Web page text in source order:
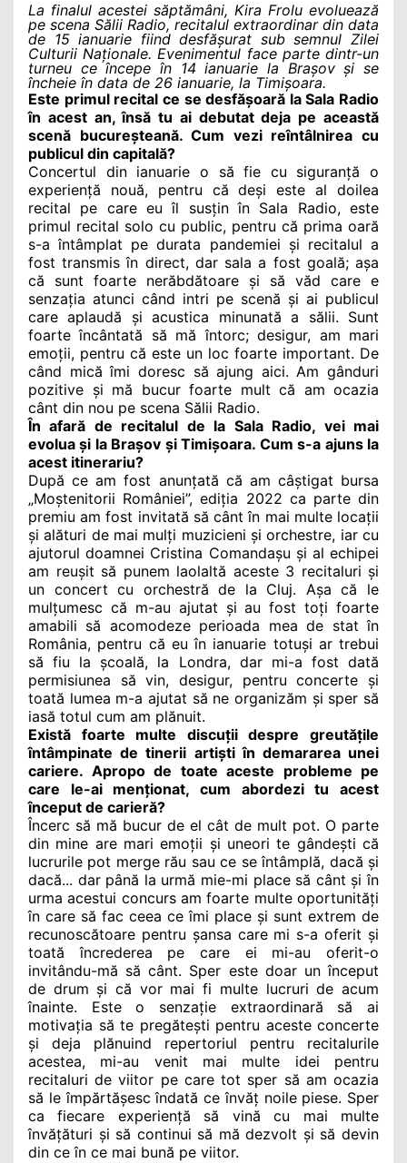
La finalul acestei săptămâni, Kira Frolu evoluează
pe scena Sălii Radio, recitalul extraordinar din data
de 15 ianuarie fiind desfășurat sub semnul Zilei
Culturii Naționale. Evenimentul face parte dintr-un
turneu ce începe în 14 ianuarie la Brașov și se
încheie în data de 26 ianuarie, la Timișoara.
Este primul recital ce se desfășoară la Sala Radio
în acest an, însă tu ai debutat deja pe această
scenă bucureșteană. Cum vezi reîntâlnirea cu
publicul din capitală?
Concertul din ianuarie o să fie cu siguranță o
experiență nouă, pentru că deși este al doilea
recital pe care eu îl susțin în Sala Radio, este
primul recital solo cu public, pentru că prima oară
s-a întâmplat pe durata pandemiei și recitalul a
fost transmis în direct, dar sala a fost goală; așa
că sunt foarte nerăbdătoare și să văd care e
senzația atunci când intri pe scenă și ai publicul
care aplaudă și acustica minunată a sălii. Sunt
foarte încântată să mă întorc; desigur, am mari
emoții, pentru că este un loc foarte important. De
când mică îmi doresc să ajung aici. Am gânduri
pozitive și mă bucur foarte mult că am ocazia
cânt din nou pe scena Sălii Radio.
În afară de recitalul de la Sala Radio, vei mai
evolua și la Brașov și Timișoara. Cum s-a ajuns la
acest itinerariu?
După ce am fost anunțată că am câștigat bursa
„Moștenitorii României”, ediția 2022 ca parte din
premiu am fost invitată să cânt în mai multe locații
și alături de mai mulți muzicieni și orchestre, iar cu
ajutorul doamnei Cristina Comandașu și al echipei
am reușit să punem laolaltă aceste 3 recitaluri și
un concert cu orchestră de la Cluj. Așa că le
mulțumesc că m-au ajutat și au fost toți foarte
amabili să acomodeze perioada mea de stat în
România, pentru că eu în ianuarie totuși ar trebui
să fiu la școală, la Londra, dar mi-a fost dată
permisiunea să vin, desigur, pentru concerte și
toată lumea m-a ajutat să ne organizăm și sper să
iasă totul cum am plănuit.
Există foarte multe discuții despre greutățile
întâmpinate de tinerii artiști în demararea unei
cariere. Apropo de toate aceste probleme pe
care le-ai menționat, cum abordezi tu acest
început de carieră?
Încerc să mă bucur de el cât de mult pot. O parte
din mine are mari emoții și uneori te gândești că
lucrurile pot merge rău sau ce se întâmplă, dacă și
dacă... dar până la urmă mie-mi place să cânt și în
urma acestui concurs am foarte multe oportunități
în care să fac ceea ce îmi place și sunt extrem de
recunoscătoare pentru șansa care mi s-a oferit și
toată încrederea pe care ei mi-au oferit-o
invitându-mă să cânt. Sper este doar un început
de drum și că vor mai fi multe lucruri de acum
înainte. Este o senzație extraordinară să ai
motivația să te pregătești pentru aceste concerte
și deja plănuind repertoriul pentru recitalurile
acestea, mi-au venit mai multe idei pentru
recitaluri de viitor pe care tot sper să am ocazia
să le împărtășesc îndată ce învăț noile piese. Sper
ca fiecare experiență să vină cu mai multe
învățături și să continui să mă dezvolt și să devin
din ce în ce mai bună pe viitor.